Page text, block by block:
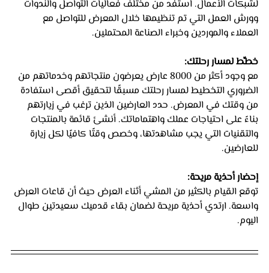
لشبكات الأعمال. استفد من مختلف فعاليات التواصل والندوات
وورش العمل التي تم تنظيمها خلال المعرض للتواصل مع
العملاء والموردين وخبراء الصناعة المحتملين.
خطِّط لمسار رحلتك:
مع وجود أكثر من 8000 عارض يعرضون منتجاتهم وخدماتهم من
الضروري التخطيط لمسار رحلتك مسبقًا لتحقيق أقصى استفادة
من وقتك في المعرض. حدد العارضين الذين ترغب في زيارتهم
بناءً على احتياجات عملك واهتماماتك. أنشئ قائمة بالمنتجات
والتقنيات التي يجب مشاهدتها، وخصص وقتًا كافيًا لكل زيارة
للعارضين.
إحضار أحذية مريحة:
توقع القيام بالكثير من المشي أثناء العرض حيث أن قاعات العرض
واسعة. ارتدي أحذية مريحة لضمان بقاء قدميك سعيدتين طوال
اليوم.